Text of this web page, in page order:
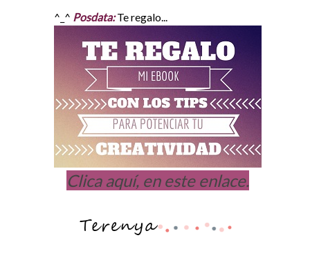
^_^ Posdata:Te regalo...
Clica aquí, en este enlace.